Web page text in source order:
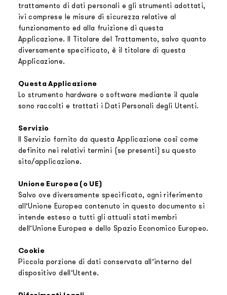
trattamento di dati personali e gli strumenti adottati,
ivi comprese le misure di sicurezza relative al
funzionamento ed alla fruizione di questa
Applicazione. Il Titolare del Trattamento, salvo quanto
diversamente specificato, è il titolare di questa
Applicazione.
Questa Applicazione
Lo strumento hardware o software mediante il quale
sono raccolti e trattati i Dati Personali degli Utenti.
Servizio
Il Servizio fornito da questa Applicazione così come
definito nei relativi termini (se presenti) su questo
sito/applicazione.
Unione Europea (o UE)
Salvo ove diversamente specificato, ogni riferimento
all’Unione Europea contenuto in questo documento si
intende esteso a tutti gli attuali stati membri
dell’Unione Europea e dello Spazio Economico Europeo.
Cookie
Piccola porzione di dati conservata all’interno del
dispositivo dell’Utente.